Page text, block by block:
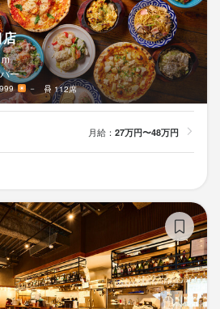
ー
－ 112席
月給： 27万円〜48万円